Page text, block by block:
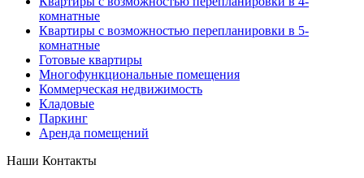
комнатные
Квартиры с возможностью перепланировки в 5-
комнатные
Готовые квартиры
Многофункциональные помещения
Коммерческая недвижимость
Кладовые
Паркинг
Аренда помещений
Наши Контакты